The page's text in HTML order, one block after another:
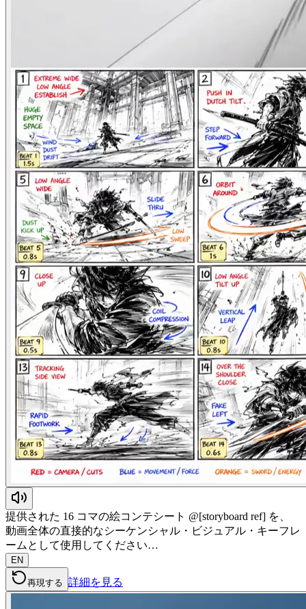
提供された 16 コマの絵コンテシート @[storyboard ref] を、
動画全体の直接的なシーケンシャル・ビジュアル・キーフレ
ームとして使用してください…
EN
再現する 詳細を見る